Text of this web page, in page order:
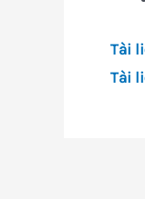
Tài
Tài